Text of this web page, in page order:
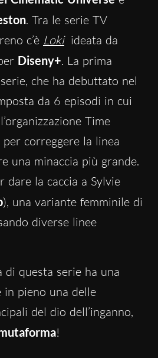
. Tra le serie TV
c’è Loki ideata da
Diseny+. La prima
che ha debuttato nel
da 6 episodi in cui
Time
correggere la linea
una minaccia più grande.
dare la caccia a Sylvie
), una variante femminile di
diverse linee
di questa serie ha una
pieno una delle
del dio dell’inganno,
!